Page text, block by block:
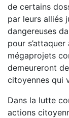
de certains
par leurs alliés
dangereuses
pour
mégaprojets
demeureront
citoyennes qui
Dans la lutte
actions